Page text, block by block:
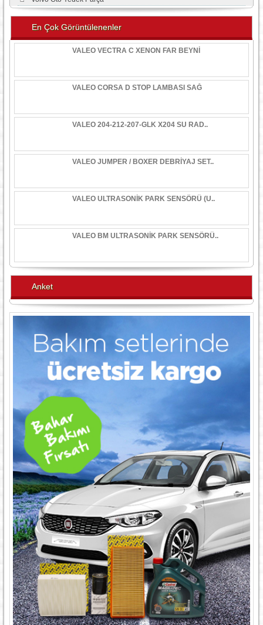
En Çok Görüntülenenler
VALEO VECTRA C XENON FAR BEYNİ
VALEO CORSA D STOP LAMBASI SAĞ
VALEO 204-212-207-GLK X204 SU RAD..
VALEO JUMPER / BOXER DEBRİYAJ SET..
VALEO ULTRASONİK PARK SENSÖRÜ (U..
VALEO BM ULTRASONİK PARK SENSÖRÜ..
Anket